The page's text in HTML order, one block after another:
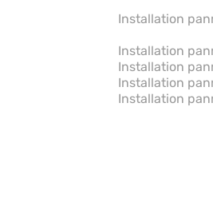
Installation
Installation
Installation
Installation
Installation